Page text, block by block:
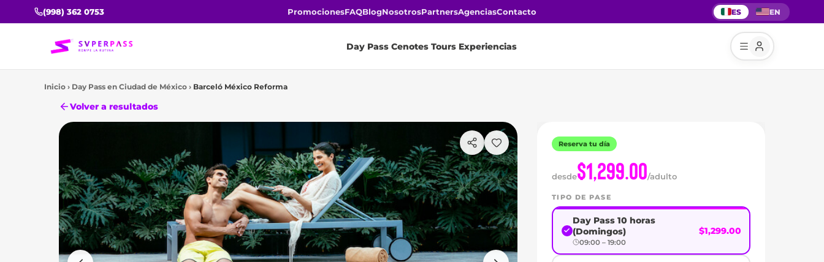
(998) 362 0753 PromocionesFAQBlogNosotrosPartnersAgenciasContacto ES EN
Day Pass Cenotes Tours Experiencias
Inicio › Day Pass en Ciudad de México › Barceló México Reforma
Volver a resultados
Reserva tu día
desde$1,299.00/adulto
TIPO DE PASE
Day Pass 10 horas
(Domingos)
09:00 – 19:00
$1,299.00